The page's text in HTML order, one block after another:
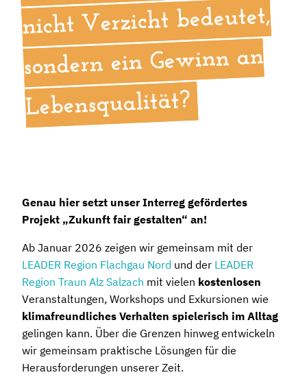
nicht Verzicht bedeutet,
sondern ein Gewinn an
Lebensqualität?
Genau hier setzt unser Interreg gefördertes
Projekt „Zukunft fair gestalten“ an!
Ab Januar 2026 zeigen wir gemeinsam mit der
LEADER Region Flachgau Nord und der LEADER
Region Traun Alz Salzach mit vielen kostenlosen
Veranstaltungen, Workshops und Exkursionen wie
klimafreundliches Verhalten spielerisch im Alltag
gelingen kann. Über die Grenzen hinweg entwickeln
wir gemeinsam praktische Lösungen für die
Herausforderungen unserer Zeit.